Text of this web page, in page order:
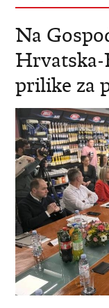
Na
Hrvatska-
prilike za